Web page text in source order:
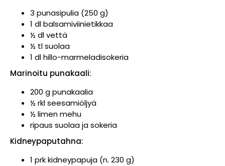
3 punasipulia (250 g)
1 dl balsamiviinietikkaa
½ dl vettä
½ tl suolaa
1 dl hillo-marmeladisokeria
Marinoitu punakaali:
200 g punakaalia
½ rkl seesamiöljyä
½ limen mehu
ripaus suolaa ja sokeria
Kidneypaputahna:
1 prk kidneypapuja (n. 230 g)